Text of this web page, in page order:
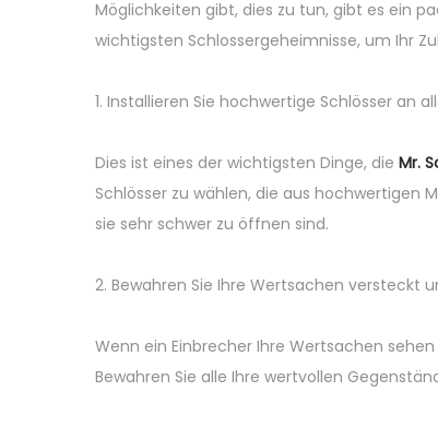
Möglichkeiten gibt, dies zu tun, gibt es ein
wichtigsten Schlossergeheimnisse, um Ihr
1. Installieren Sie hochwertige Schlösser an
Dies ist eines der wichtigsten Dinge, die Mr.
Schlösser zu wählen, die aus hochwertigen
sie sehr schwer zu öffnen sind.
2. Bewahren Sie Ihre Wertsachen versteckt
Wenn ein Einbrecher Ihre Wertsachen
Bewahren Sie alle Ihre wertvollen